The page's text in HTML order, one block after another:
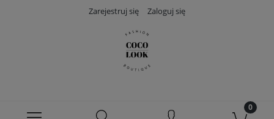
Zarejestruj się Zaloguj się